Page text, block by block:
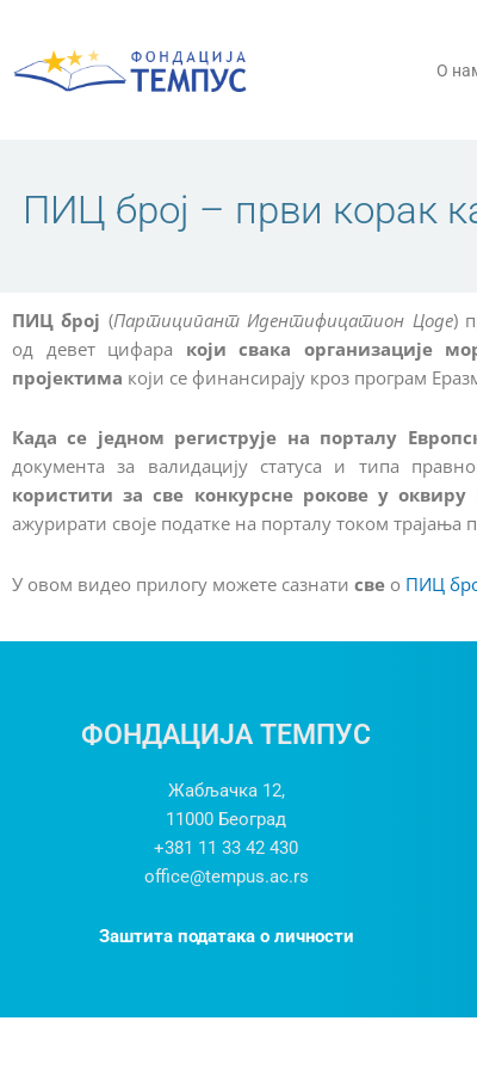
садржај
О
ПИЦ број – први корак
ПИЦ број (Партиципант Идентифицатион Цоде)
од девет цифара који свака организације
пројектима који се финансирају кроз програм
Када се једном региструје на порталу
документа за валидацију статуса и типа
користити за све конкурсне рокове у оквиру
ажурирати своје податке на порталу током трајања
У овом видео прилогу можете сазнати све о ПИЦ
ФОНДАЦИЈА ТЕМПУС
Жабљачка 12,
11000 Београд
+381 11 33 42 430
office@tempus.ac.rs
Заштита података о личности